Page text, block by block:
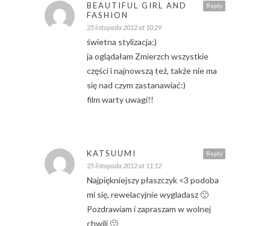
Reply
BEAUTIFUL GIRL AND
FASHION
25 listopada 2012 at 10:29
świetna stylizacja:)
ja oglądałam Zmierzch wszystkie
części i najnowszą też, także nie ma
się nad czym zastanawiać:)
film warty uwagi!!
Reply
KATSUUMI
25 listopada 2012 at 11:12
Najpiękniejszy płaszczyk <3 podoba
mi się, rewelacyjnie wygladasz 🙂
Pozdrawiam i zapraszam w wolnej
chwili 🙂